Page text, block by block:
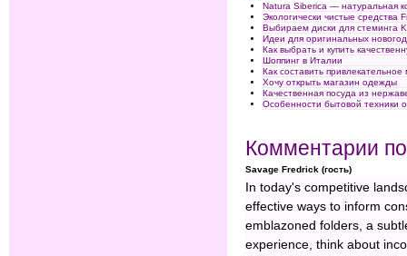
Natura Siberica — натуральная
Экологически чистые средства
Выбираем диски для стеминга
Идеи для оригинальных
Как выбрать и купить
Шоппинг в Италии
Как составить
Хочу открыть магазин одежды
Качественная посуда из
Особенности бытовой техники
Комментарии
Savage Fredrick (гость)
In today's competitive
effective ways to inform
emblazoned folders, a
experience, think about